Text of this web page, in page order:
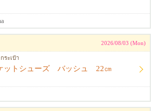
2026/08/03 (Mon)
ระเป๋า
ットシューズ バッシュ 22㎝